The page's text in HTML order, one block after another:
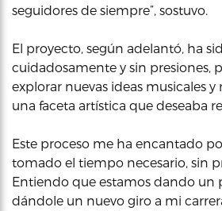
seguidores de siempre”, sostuvo.
El proyecto, según adelantó, ha
cuidadosamente y sin presiones,
explorar nuevas ideas musicales
una faceta artística que deseaba
Este proceso me ha encantado
tomado el tiempo necesario, sin
Entiendo que estamos dando un
dándole un nuevo giro a mi